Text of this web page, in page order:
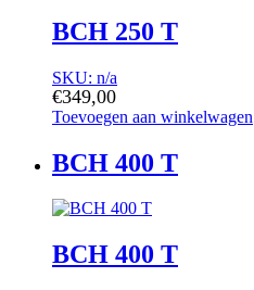
BCH 250 T
SKU: n/a
€349,00
Toevoegen aan winkelwagen
BCH 400 T
BCH 400 T